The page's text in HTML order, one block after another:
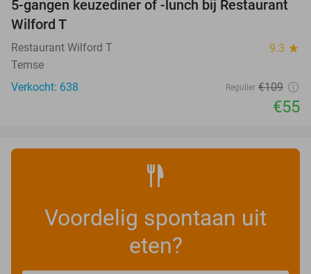
50%
5-gangen keuzediner of -lunch bij Restaurant
Wilford T
Restaurant Wilford T 9.3 star
Temse
Verkocht: 638
Regulier €109
€55
Voordelig spontaan uit
eten?